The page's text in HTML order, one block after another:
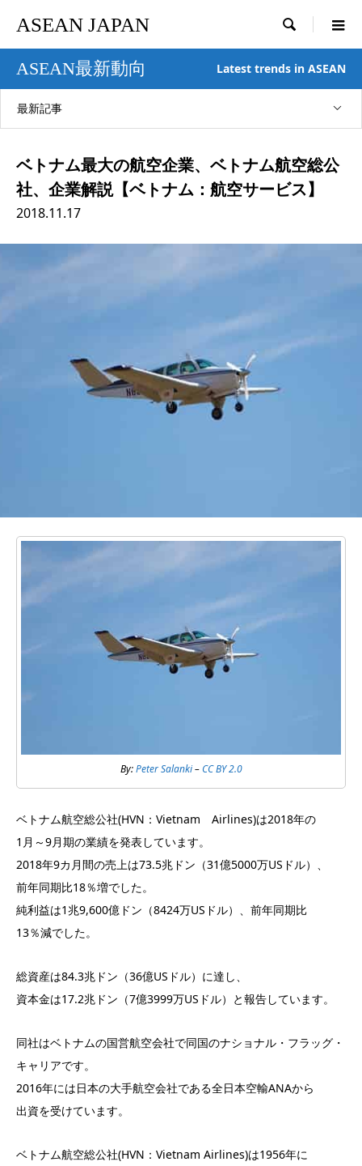
ASEAN JAPAN 
ASEAN最新動向 Latest trends in ASEAN
最新記事
ベトナム最大の航空企業、ベトナム航空総公
社、企業解説【ベトナム：航空サービス】
2018.11.17
By:Peter Salanki–CC BY 2.0
ベトナム航空総公社(HVN：Vietnam Airlines)は2018年の
1月～9月期の業績を発表しています。
2018年9カ月間の売上は73.5兆ドン（31億5000万USドル）、
前年同期比18％増でした。
純利益は1兆9,600億ドン（8424万USドル）、前年同期比
13％減でした。
総資産は84.3兆ドン（36億USドル）に達し、
資本金は17.2兆ドン（7億3999万USドル）と報告しています。
同社はベトナムの国営航空会社で同国のナショナル・フラッグ・
キャリアです。
2016年には日本の大手航空会社である全日本空輸ANAから
出資を受けています。
ベトナム航空総公社(HVN：Vietnam Airlines)は1956年に